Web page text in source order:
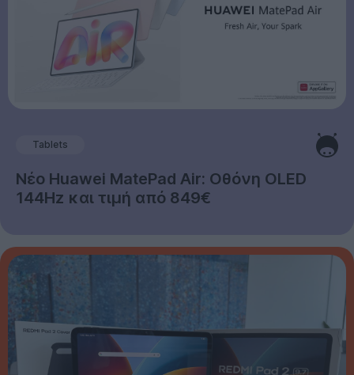
Tablets
Νέο Huawei MatePad Air: Οθόνη OLED
144Hz και τιμή από 849€